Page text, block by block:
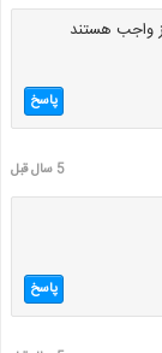
واجب هستند
پاسخ
5 سال قبل
پاسخ